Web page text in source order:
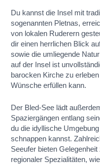
Du kannst die Insel mit
sogenannten Pletnas,
von lokalen Ruderern
dir einen herrlichen Blick
sowie die umliegende
auf der Insel ist
barocken Kirche zu
Wünsche erfüllen kann.
Der Bled-See lädt
Spaziergängen entlang
du die idyllische
schnappen kannst.
Seeufer bieten
regionaler Spezialitäten,